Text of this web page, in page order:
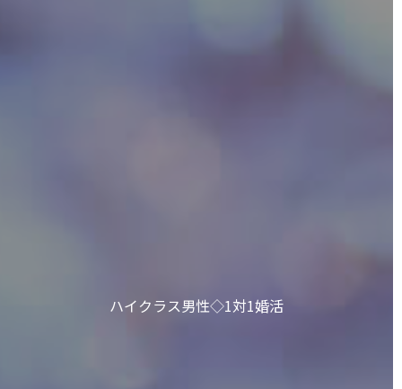
ハイクラス男性◇1対1婚活